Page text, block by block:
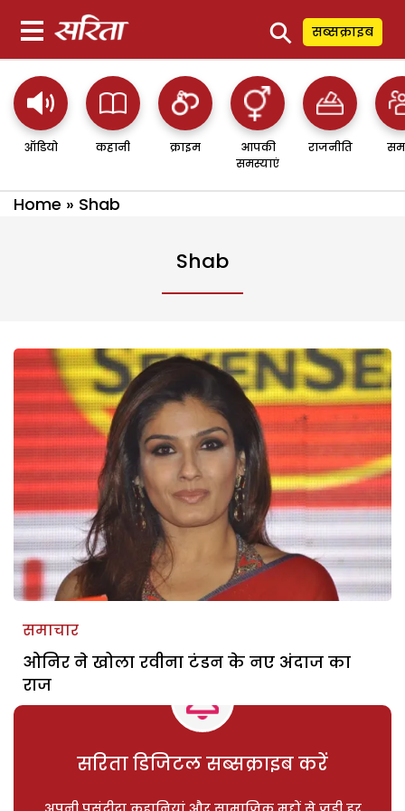
⚲ सब्सक्राइब
ऑडियो कहानी क्राइम
आपकी
समस्याएं
राजनीति
Home » Shab
Shab
समाचार
ओनिर ने खोला रवीना टंडन के नए अंदाज का
राज
सरिता डिजिटल सब्सक्राइब करें